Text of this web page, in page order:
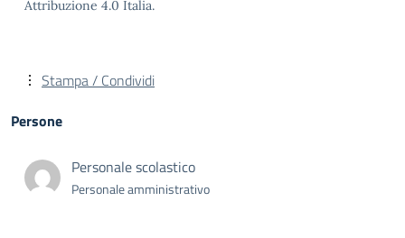
Attribuzione 4.0 Italia.
Stampa / Condividi
Persone
Personale scolastico
Personale amministrativo